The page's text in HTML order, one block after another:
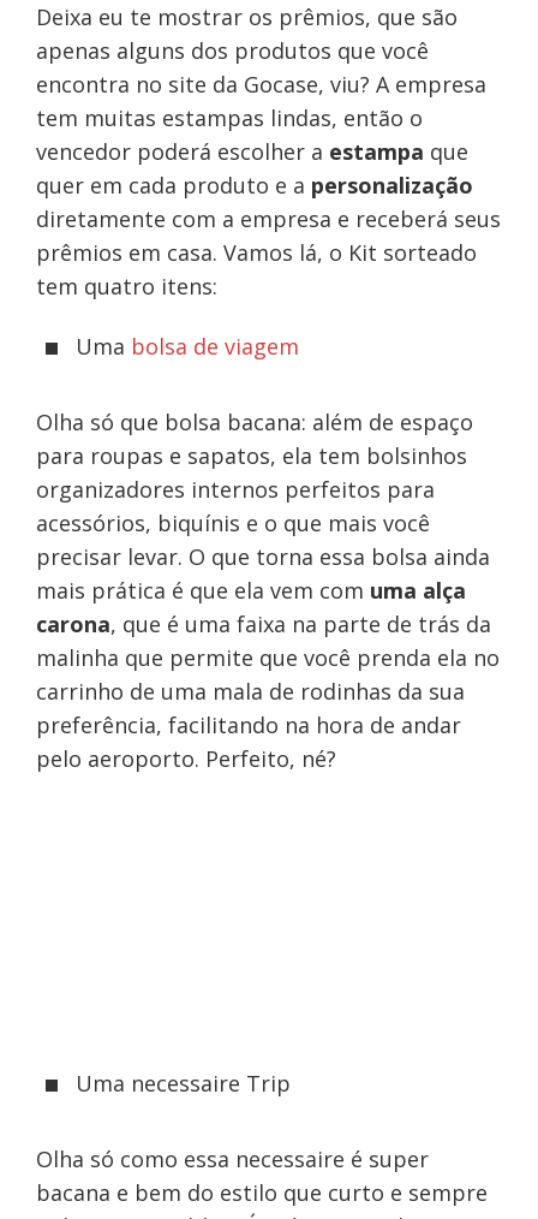
Deixa eu te mostrar os prêmios, que são
apenas alguns dos produtos que você
encontra no site da Gocase, viu? A empresa
tem muitas estampas lindas, então o
vencedor poderá escolher a estampa que
quer em cada produto e a personalização
diretamente com a empresa e receberá seus
prêmios em casa. Vamos lá, o Kit sorteado
tem quatro itens:
Uma bolsa de viagem
Olha só que bolsa bacana: além de espaço
para roupas e sapatos, ela tem bolsinhos
organizadores internos perfeitos para
acessórios, biquínis e o que mais você
precisar levar. O que torna essa bolsa ainda
mais prática é que ela vem com uma alça
carona, que é uma faixa na parte de trás da
malinha que permite que você prenda ela no
carrinho de uma mala de rodinhas da sua
preferência, facilitando na hora de andar
pelo aeroporto. Perfeito, né?
Uma necessaire Trip
Olha só como essa necessaire é super
bacana e bem do estilo que curto e sempre